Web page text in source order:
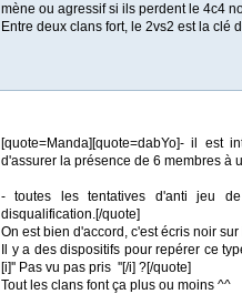
mène ou agressif si ils perdent le 4c4
Entre deux clans fort, le 2vs2 est la clé
[quote=Manda][quote=dabYo]- il est
d'assurer la présence de 6 membres à
- toutes les tentatives d'anti jeu
disqualification.[/quote]
On est bien d'accord, c'est écris noir
Il y a des dispositifs pour repérer ce
[i]'' Pas vu pas pris ''[/i] ?[/quote]
Tout les clans font ça plus ou moins ^^